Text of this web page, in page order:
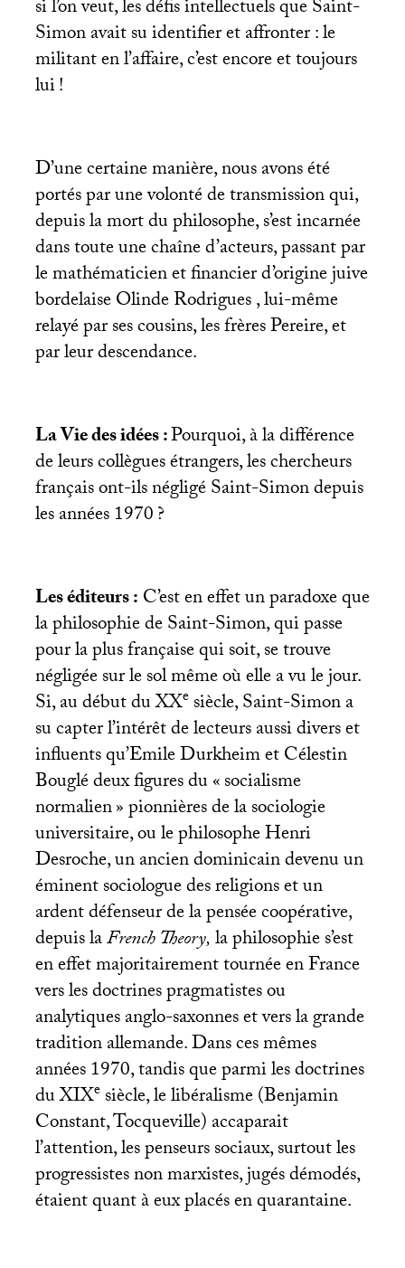
si l’on veut, les défis intellectuels que Saint-
Simon avait su identifier et affronter : le
militant en l’affaire, c’est encore et toujours
lui!
D’une certaine manière, nous avons été
portés par une volonté de transmission qui,
depuis la mort du philosophe, s’est incarnée
dans toute une chaîne d’acteurs, passant par
le mathématicien et financier d’origine juive
bordelaise Olinde Rodrigues , lui-même
relayé par ses cousins, les frères Pereire, et
par leur descendance.
La Vie des idées :Pourquoi, à la différence
de leurs collègues étrangers, les chercheurs
français ont-ils négligé Saint-Simon depuis
les années 1970?
Les éditeurs :C’est en effet un paradoxe que
la philosophie de Saint-Simon, qui passe
pour la plus française qui soit, se trouve
négligée sur le sol même où elle a vu le jour.
Si, au début duXXesiècle, Saint-Simon a
su capter l’intérêt de lecteurs aussi divers et
influents qu’Emile Durkheim et Célestin
Bouglé deux figures du «socialisme
normalien» pionnières de la sociologie
universitaire, ou le philosophe Henri
Desroche, un ancien dominicain devenu un
éminent sociologue des religions et un
ardent défenseur de la pensée coopérative,
depuis laFrench Theory,la philosophie s’est
en effet majoritairement tournée en France
vers les doctrines pragmatistes ou
analytiques anglo-saxonnes et vers la grande
tradition allemande. Dans ces mêmes
années 1970, tandis que parmi les doctrines
duXIXesiècle, le libéralisme (Benjamin
Constant, Tocqueville) accaparait
l’attention, les penseurs sociaux, surtout les
progressistes non marxistes, jugés démodés,
étaient quant à eux placés en quarantaine.